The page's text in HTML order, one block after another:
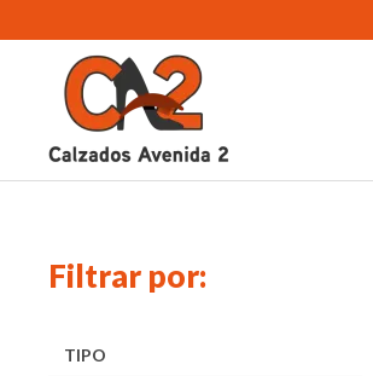
Filtrar por:
TIPO